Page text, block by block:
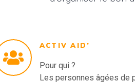
ACTIV AID’
Pour qui ?
Les personnes âgées de